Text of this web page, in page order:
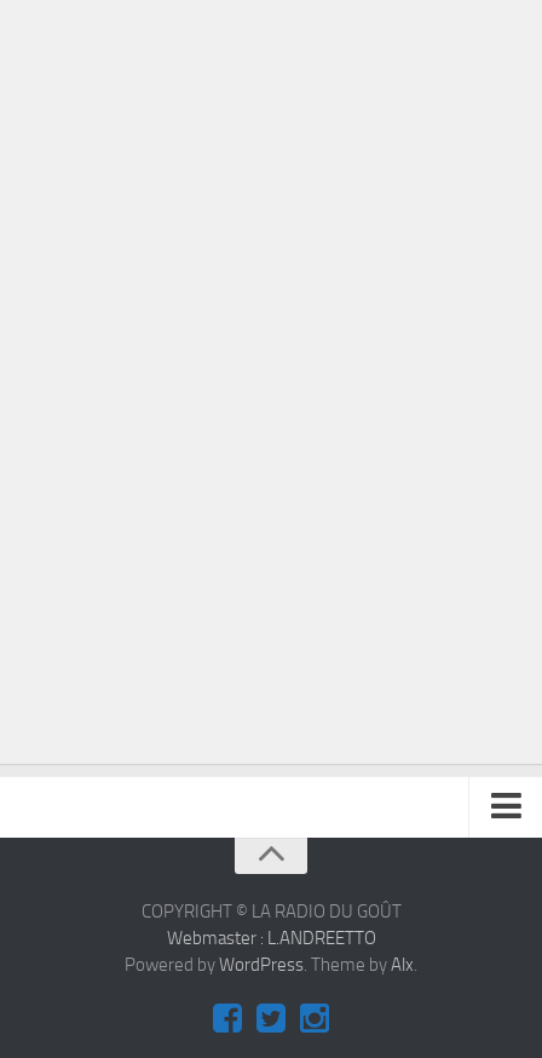
COPYRIGHT © LA RADIO DU GOÛT
Webmaster : L.ANDREETTO
Powered byWordPress. Theme byAlx.